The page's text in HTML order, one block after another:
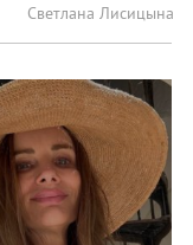
Светлана Лисицына